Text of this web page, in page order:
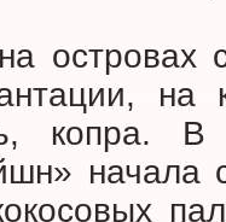
островах
на
копра. В
начала